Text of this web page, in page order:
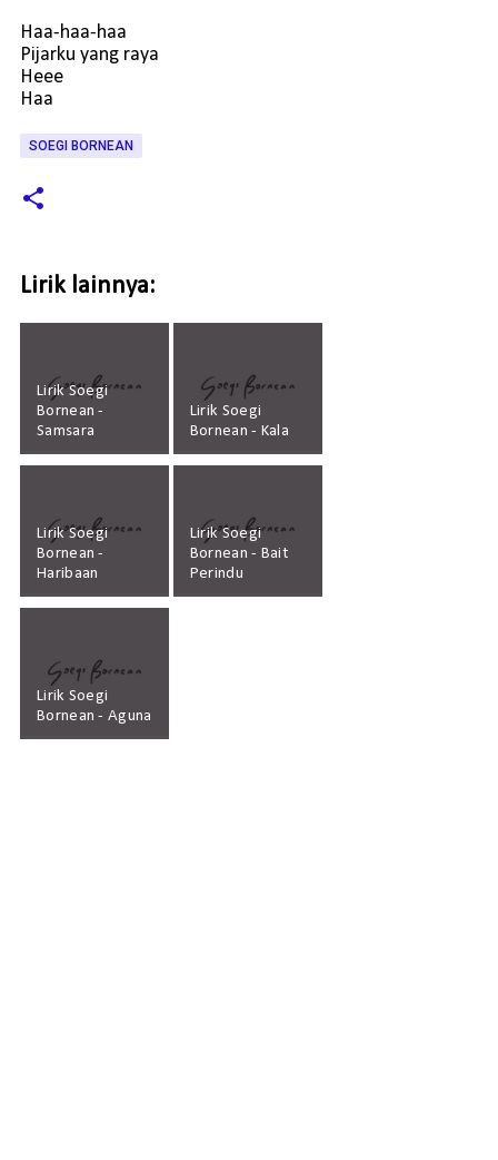
Haa-haa-haa
Pijarku yang raya
Heee
Haa
SOEGI BORNEAN
Lirik lainnya:
Lirik Soegi
Bornean -
Samsara
Lirik Soegi
Bornean - Kala
Lirik Soegi
Bornean -
Haribaan
Lirik Soegi
Bornean - Bait
Perindu
Lirik Soegi
Bornean - Aguna